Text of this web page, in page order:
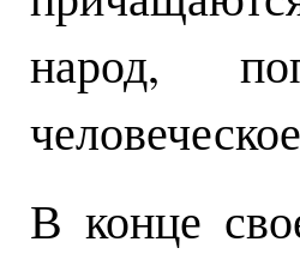
народ,
В конце